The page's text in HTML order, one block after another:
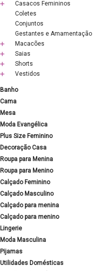
Casacos Femininos
Coletes
Conjuntos
Gestantes e Amamentação
Macacões
Saias
Shorts
Vestidos
Banho
Cama
Mesa
Moda Evangélica
Plus Size Feminino
Decoração Casa
Roupa para Menina
Roupa para Menino
Calçado Feminino
Calçado Masculino
Calçado para menina
Calçado para menino
Lingerie
Moda Masculina
Pijamas
Utilidades Domésticas